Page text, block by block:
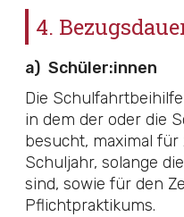
4.
a) Schüler:innen
Die
in dem der oder die
besucht, maximal
Schuljahr, solange
sind, sowie für den
Pflichtpraktikums.